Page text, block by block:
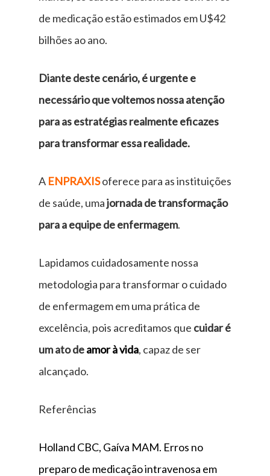
de medicação estão estimados em U$42
bilhões ao ano.
Diante deste cenário, é urgente e
necessário que voltemos nossa atenção
para as estratégias realmente eficazes
para transformar essa realidade.
A ENPRAXISoferece para as instituições
de saúde, umajornada de transformação
para a equipe de enfermagem.
Lapidamos cuidadosamente nossa
metodologia para transformar o cuidado
de enfermagem em uma prática de
excelência, pois acreditamos que cuidar é
um ato deamor à vida, capaz de ser
alcançado.
Referências
Holland CBC, Gaíva MAM. Erros no
preparo de medicação intravenosa em